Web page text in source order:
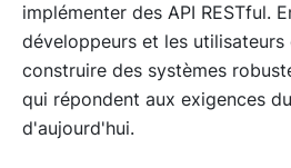
implémenter des API RESTful.
développeurs et les utilisateurs
construire des systèmes
qui répondent aux exigences
d'aujourd'hui.